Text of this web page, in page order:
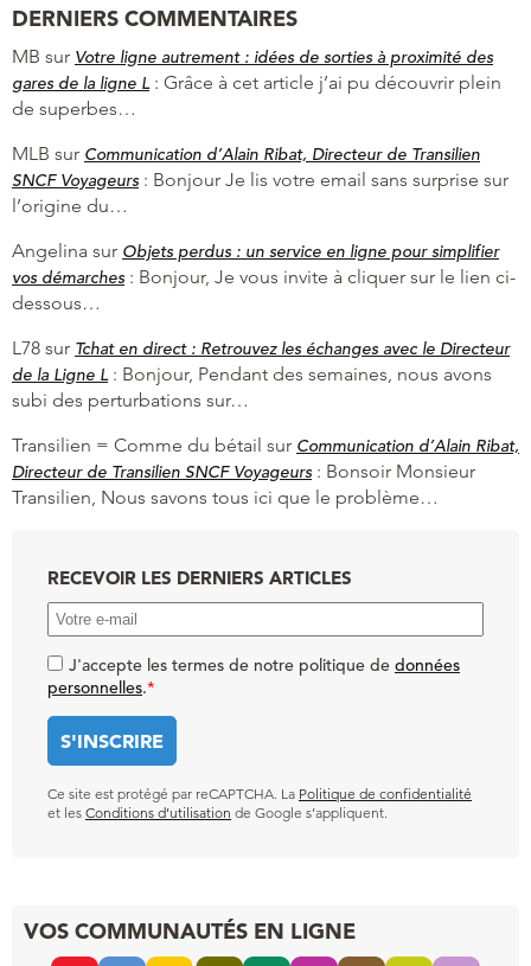
DERNIERS COMMENTAIRES
MB sur Votre ligne autrement : idées de sorties à proximité des
gares de la ligne L : Grâce à cet article j’ai pu découvrir plein
de superbes…
MLB sur Communication d’Alain Ribat, Directeur de Transilien
SNCF Voyageurs : Bonjour Je lis votre email sans surprise sur
l’origine du…
Angelina sur Objets perdus : un service en ligne pour simplifier
vos démarches : Bonjour, Je vous invite à cliquer sur le lien ci-
dessous…
L78 sur Tchat en direct : Retrouvez les échanges avec le Directeur
de la Ligne L : Bonjour, Pendant des semaines, nous avons
subi des perturbations sur…
Transilien = Comme du bétail sur Communication d’Alain Ribat,
Directeur de Transilien SNCF Voyageurs : Bonsoir Monsieur
Transilien, Nous savons tous ici que le problème…
RECEVOIR LES DERNIERS ARTICLES
J'accepte les termes de notre politique de données
personnelles.*
Ce site est protégé par reCAPTCHA. La Politique de confidentialité
et les Conditions d’utilisation de Google s’appliquent.
VOS COMMUNAUTÉS EN LIGNE